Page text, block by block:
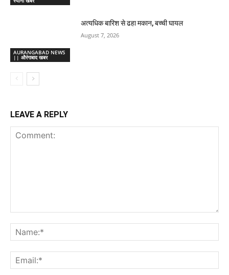
AURANGABAD NEWS
|| औरंगाबाद खबर
अत्यधिक बारिश से ढहा मकान, बच्ची घायल
August 7, 2026
LEAVE A REPLY